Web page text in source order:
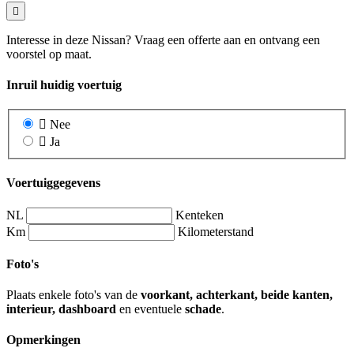
Interesse in deze Nissan? Vraag een offerte aan en ontvang een
voorstel op maat.
Inruil huidig voertuig
Nee
Ja
Voertuiggegevens
NL
Kenteken
Km
Kilometerstand
Foto's
Plaats enkele foto's van de voorkant, achterkant, beide kanten,
interieur, dashboard en eventuele schade.
Opmerkingen